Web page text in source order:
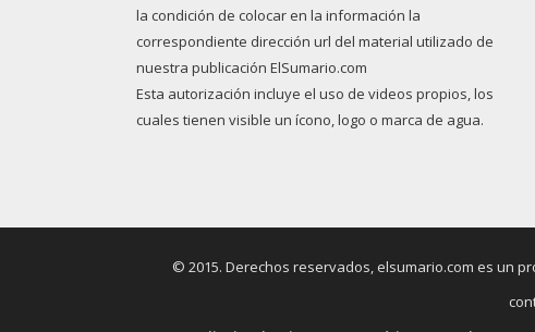
la condición de colocar en la información la
correspondiente dirección url del material utilizado de
nuestra publicación ElSumario.com
Esta autorización incluye el uso de videos propios, los
cuales tienen visible un ícono, logo o marca de agua.
© 2015. Derechos reservados, elsumario.com es un